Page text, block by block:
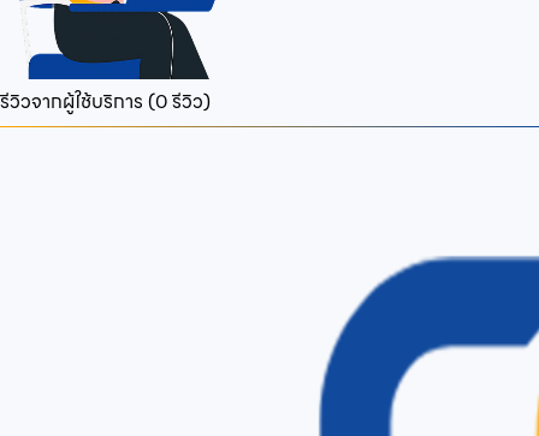
รีวิวจากผู้ใช้บริการ (0รีวิว)